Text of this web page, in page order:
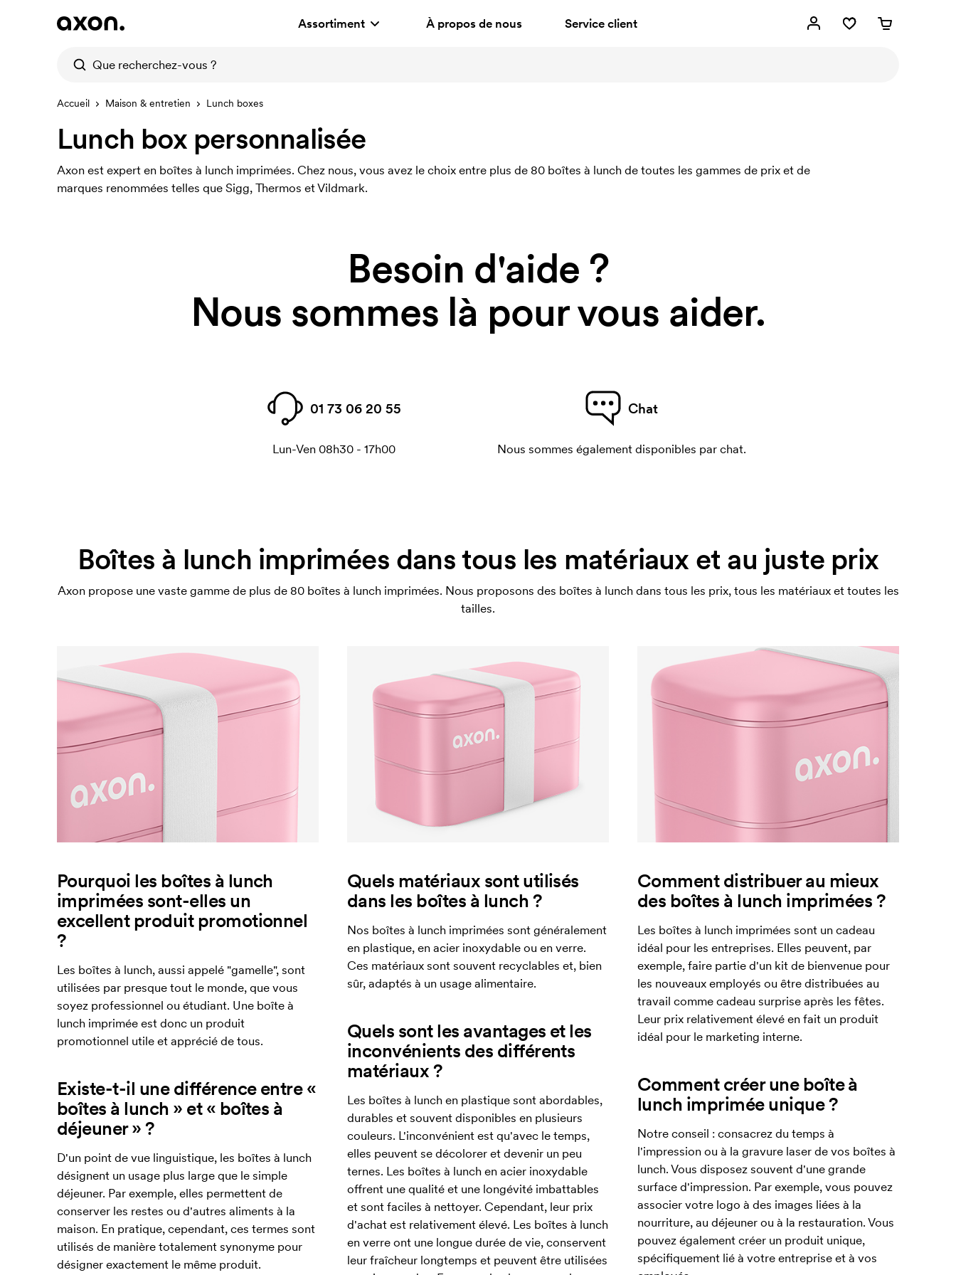
Assortiment À propos de nous Service client
Accueil Maison & entretien Lunch boxes
Lunch box personnalisée
Axon est expert en boîtes à lunch imprimées. Chez nous, vous avez le choix entre plus de 80 boîtes à lunch de toutes les gammes de prix et de
marques renommées telles que Sigg, Thermos et Vildmark.
Besoin d'aide ?
Nous sommes là pour vous aider.
01 73 06 20 55
Lun-Ven 08h30 - 17h00
Chat
Nous sommes également disponibles par chat.
Boîtes à lunch imprimées dans tous les matériaux et au juste prix
Axon propose une vaste gamme de plus de 80 boîtes à lunch imprimées. Nous proposons des boîtes à lunch dans tous les prix, tous les matériaux et toutes les
tailles.
Pourquoi les boîtes à lunch
imprimées sont-elles un
excellent produit promotionnel
?
Les boîtes à lunch, aussi appelé "gamelle", sont
utilisées par presque tout le monde, que vous
soyez professionnel ou étudiant. Une boîte à
lunch imprimée est donc un produit
promotionnel utile et apprécié de tous.
Existe-t-il une différence entre «
boîtes à lunch » et « boîtes à
déjeuner » ?
D'un point de vue linguistique, les boîtes à lunch
désignent un usage plus large que le simple
déjeuner. Par exemple, elles permettent de
conserver les restes ou d'autres aliments à la
maison. En pratique, cependant, ces termes sont
utilisés de manière totalement synonyme pour
désigner exactement le même produit.
Quels matériaux sont utilisés
dans les boîtes à lunch ?
Nos boîtes à lunch imprimées sont généralement
en plastique, en acier inoxydable ou en verre.
Ces matériaux sont souvent recyclables et, bien
sûr, adaptés à un usage alimentaire.
Quels sont les avantages et les
inconvénients des différents
matériaux ?
Les boîtes à lunch en plastique sont abordables,
durables et souvent disponibles en plusieurs
couleurs. L'inconvénient est qu'avec le temps,
elles peuvent se décolorer et devenir un peu
ternes. Les boîtes à lunch en acier inoxydable
offrent une qualité et une longévité imbattables
et sont faciles à nettoyer. Cependant, leur prix
d'achat est relativement élevé. Les boîtes à lunch
en verre ont une longue durée de vie, conservent
leur fraîcheur longtemps et peuvent être utilisées
Comment distribuer au mieux
des boîtes à lunch imprimées ?
Les boîtes à lunch imprimées sont un cadeau
idéal pour les entreprises. Elles peuvent, par
exemple, faire partie d'un kit de bienvenue pour
les nouveaux employés ou être distribuées au
travail comme cadeau surprise après les fêtes.
Leur prix relativement élevé en fait un produit
idéal pour le marketing interne.
Comment créer une boîte à
lunch imprimée unique ?
Notre conseil : consacrez du temps à
l'impression ou à la gravure laser de vos boîtes à
lunch. Vous disposez souvent d'une grande
surface d'impression. Par exemple, vous pouvez
associer votre logo à des images liées à la
nourriture, au déjeuner ou à la restauration. Vous
pouvez également créer un produit unique,
spécifiquement lié à votre entreprise et à vos